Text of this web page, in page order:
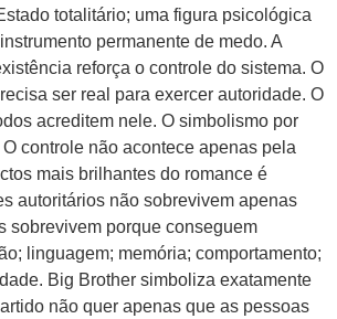
totalitário; uma figura psicológica
permanente de medo. A
reforça o controle do sistema. O
ser real para exercer autoridade. O
acreditem nele. O simbolismo por
controle não acontece apenas pela
mais brilhantes do romance é
autoritários não sobrevivem apenas
sobrevivem porque conseguem
linguagem; memória; comportamento;
Big Brother simboliza exatamente
não quer apenas que as pessoas